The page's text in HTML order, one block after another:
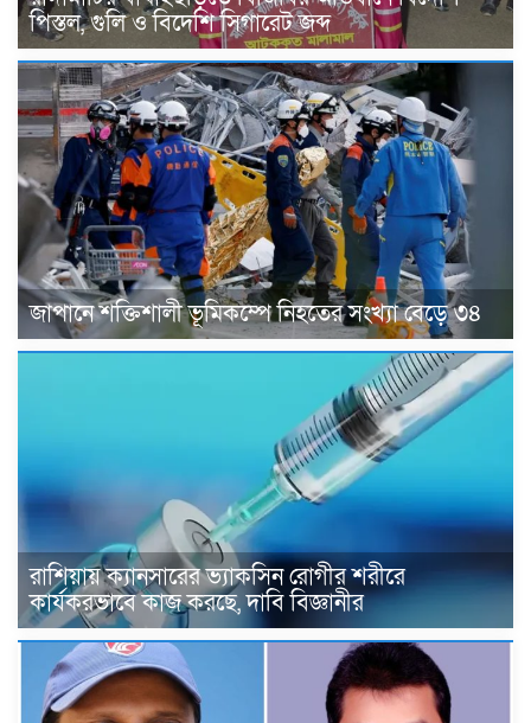
পিস্তল, গুলি ও বিদেশি সিগারেট জব্দ
জাপানে শক্তিশালী ভূমিকম্পে নিহতের সংখ্যা বেড়ে ৩৪
রাশিয়ায় ক্যানসারের ভ্যাকসিন রোগীর শরীরে
কার্যকরভাবে কাজ করছে, দাবি বিজ্ঞানীর